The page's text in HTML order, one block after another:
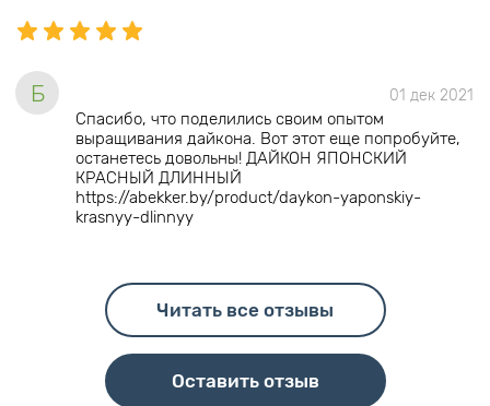
Б 01 дек 2021
Спасибо, что поделились своим опытом
выращивания дайкона. Вот этот еще попробуйте,
останетесь довольны! ДАЙКОН ЯПОНСКИЙ
КРАСНЫЙ ДЛИННЫЙ
https://abekker.by/product/daykon-yaponskiy-
krasnyy-dlinnyy
Читать все отзывы
Оставить отзыв